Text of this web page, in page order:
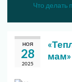
Что делать
НОЯ
28
2025
мам»